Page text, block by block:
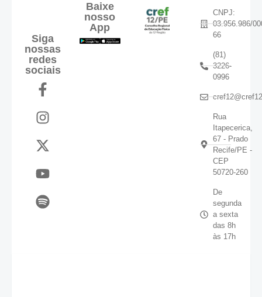
Siga
nossas
redes
sociais
Baixe
nosso
App
CNPJ:
03.956.986/
66
(81)
3226-
0996
Rua
Itapecerica,
67 - Prado
Recife/PE -
CEP
50720-260
De
segunda
a sexta
das 8h
às 17h